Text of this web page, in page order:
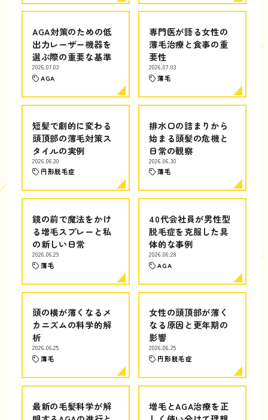
AGA対策のための低
出力レーザー機器を
選ぶ際の重要な基準
2026.07.03
AGA
専門医が語る女性の
薄毛治療と食事の重
要性
2026.07.03
薄毛
短髪で劇的に変わる
頭頂部の薄毛対策ス
タイルの実例
2026.06.30
円形脱毛症
排水口の詰まりから
始まる頭髪の危機と
日常の観察
2026.06.30
薄毛
鏡の前で魔法をかけ
る増毛スプレーと私
の新しい日常
2026.06.29
薄毛
40代会社員が男性型
脱毛症を克服した具
体的な事例
2026.06.28
AGA
頭の横が薄くなるメ
カニズムの科学的解
析
2026.06.25
薄毛
女性の頭頂部が薄く
なる原因と更年期の
影響
2026.06.25
円形脱毛症
最新の毛髪科学が解
増毛とAGA治療を正